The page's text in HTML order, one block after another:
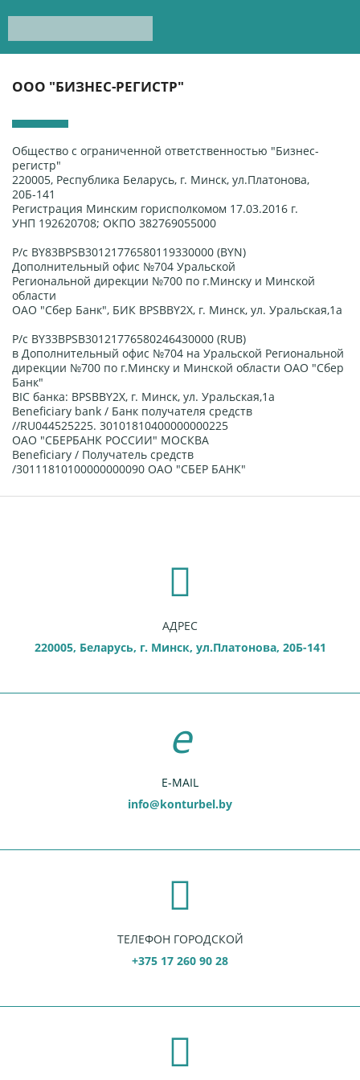
ООО "БИЗНЕС-РЕГИСТР"
Общество с ограниченной ответственностью "Бизнес-
регистр"
220005, Республика Беларусь, г. Минск, ул.Платонова,
20Б-141
Регистрация Минским горисполкомом 17.03.2016 г.
УНП 192620708; ОКПО 382769055000
Р/с BY83BPSB30121776580119330000 (BYN)
Дополнительный офис №704 Уральской
Региональной дирекции №700 по г.Минску и Минской
области
ОАО "Сбер Банк", БИК BPSBBY2X, г. Минск, ул. Уральская,1а
Р/с BY33BPSB30121776580246430000 (RUB)
в Дополнительный офис №704 на Уральской Региональной
дирекции №700 по г.Минску и Минской области ОАО "Сбер
Банк"
BIC банка: BPSBBY2X, г. Минск, ул. Уральская,1а
Beneficiary bank / Банк получателя средств
//RU044525225. 30101810400000000225
ОАО "СБЕРБАНК РОССИИ" МОСКВА
Beneficiary / Получатель средств
/30111810100000000090 ОАО "СБЕР БАНК"
АДРЕС
220005, Беларусь, г. Минск, ул.Платонова, 20Б-141
E-MAIL
info@konturbel.by
ТЕЛЕФОН ГОРОДСКОЙ
+375 17 260 90 28